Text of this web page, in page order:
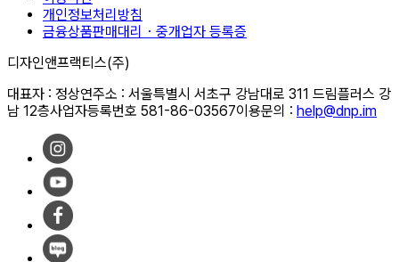
개인정보처리방침
금융상품판매대리・중개업자 등록증
디자인앤프랙티스(주)
대표자 : 정상연주소 : 서울특별시 서초구 강남대로 311 드림플러스 강
남 12층사업자등록번호 581-86-03567이용문의 : help@dnp.im